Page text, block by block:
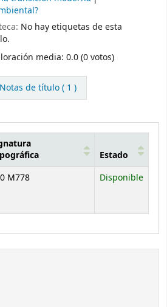
No hay etiquetas de esta
media: 0.0 (0 votos)
Notas de título ( 1 )
Estado
M778 Disponible